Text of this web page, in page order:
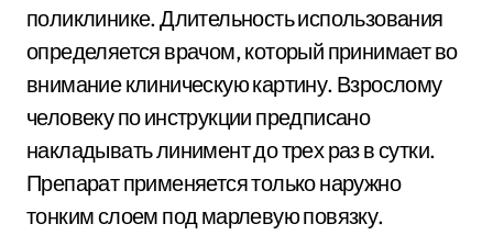
поликлинике. Длительность использования
определяется врачом, который принимает во
внимание клиническую картину. Взрослому
человеку по инструкции предписано
накладывать линимент до трех раз в сутки.
Препарат применяется только наружно
тонким слоем под марлевую повязку.